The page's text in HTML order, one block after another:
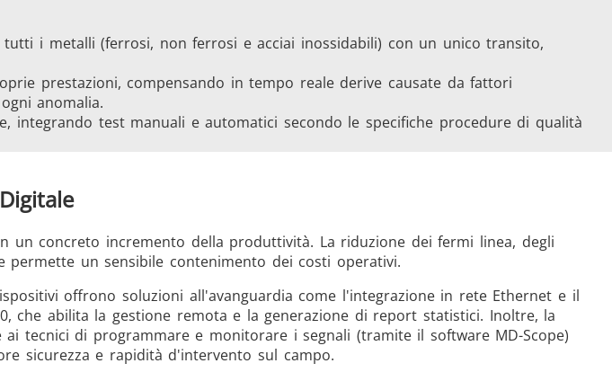
i metalli (ferrosi, non ferrosi e acciai inossidabili) con un unico transito,
prestazioni, compensando in tempo reale derive causate da fattori
anomalia.
integrando test manuali e automatici secondo le specifiche procedure di qualità
un concreto incremento della produttività. La riduzione dei fermi linea, degli
un sensibile contenimento dei costi operativi.
offrono soluzioni all'avanguardia come l'integrazione in rete Ethernet e il
che abilita la gestione remota e la generazione di report statistici. Inoltre, la
tecnici di programmare e monitorare i segnali (tramite il software MD-Scope)
sicurezza e rapidità d'intervento sul campo.